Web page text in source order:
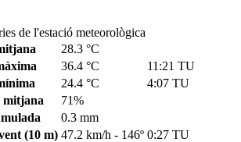
de l'estació meteorològica
28.3 °C
36.4 °C
11:21 TU
24.4 °C
4:07 TU
mitjana
71%
0.3 mm
(10 m) 47.2 km/h - 146º 0:27 TU